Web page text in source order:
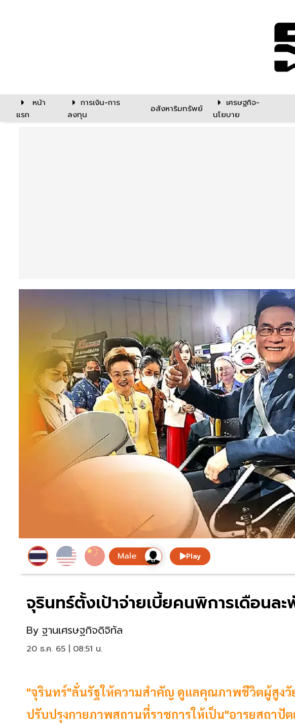
หน้า
แรก
การเงิน-การ
ลงทุน
อสังหาริมทรัพย์
เศรษฐกิจ-
นโยบาย
Play
จุรินทร์ตั้งเป้าจ่ายเบี้ยคนพิการเดือนล
By ฐานเศรษฐกิจดิจิทัล
20 ธ.ค. 65 | 08:51 น.
"จุรินทร์"ลั่นรัฐให้ความสำคัญ ดูแลคุณภาพชีวิตผู้สูงวั
ปรับปรุงกายภาพสถานที่ราชการให้เป็น"อารยสถาปั